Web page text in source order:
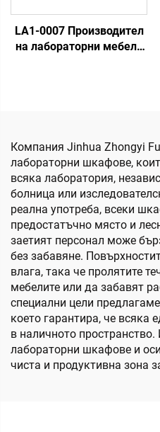
LA1-0007 Производител
на лабораторни мебели
Компания Jinhua Zhongyi
лабораторни шкафове,
всяка лаборатория,
болница или
реална употреба, всеки
предостатъчно място и
заетият персонал може
без забавяне.
влага, така че пролятите
мебелите или да забавят
специални цели
което гарантира, че всяка
в наличното пространство.
лабораторни шкафове и
чиста и продуктивна зона